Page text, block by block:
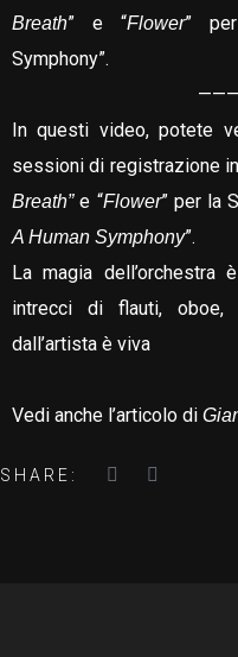
Breath” e “Flower” per
Symphony”.
In questi video, potete
sessioni di registrazione
Breath”e “Flower” per la
A Human Symphony”.
La magia dell’orchestra
intrecci di flauti, oboe,
dall’artista è viva
Vedi anche l’articolo di
SHARE: